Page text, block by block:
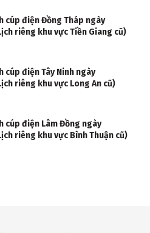
cúp điện Đồng Tháp ngày
riêng khu vực Tiền Giang cũ)
cúp điện Tây Ninh ngày
riêng khu vực Long An cũ)
cúp điện Lâm Đồng ngày
riêng khu vực Bình Thuận cũ)